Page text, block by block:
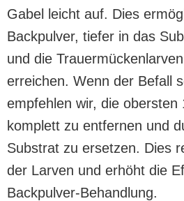
Gabel leicht auf. Dies
Backpulver, tiefer in das
und die
erreichen. Wenn der Befall
empfehlen wir, die obersten
komplett zu entfernen und
Substrat zu ersetzen. Dies
der Larven und erhöht die
Backpulver-Behandlung.